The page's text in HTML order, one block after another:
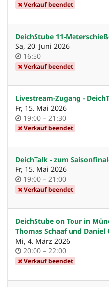
Verkauf beendet
DeichStube 11-
Sa, 20. Juni 2026
Uhrzeit
16:30
Verkauf beendet
Livestream-Zugang -
Fr, 15. Mai 2026
Uhrzeit
19:00 –bis
21:30
Verkauf beendet
DeichTalk - zum
Fr, 15. Mai 2026
Uhrzeit
19:00 –bis
21:00
Verkauf beendet
DeichStube on Tour in
Thomas Schaaf und Daniel
Mi, 4. März 2026
Uhrzeit
20:00 –bis
22:00
Verkauf beendet